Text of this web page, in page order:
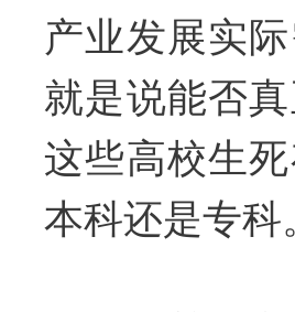
产业发展实
就是说能否
这些高校生
本科还是专科